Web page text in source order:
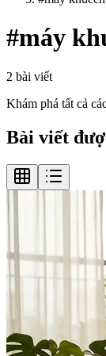
#máy
2 bài viết
Khám phá tất cả
Bài viết